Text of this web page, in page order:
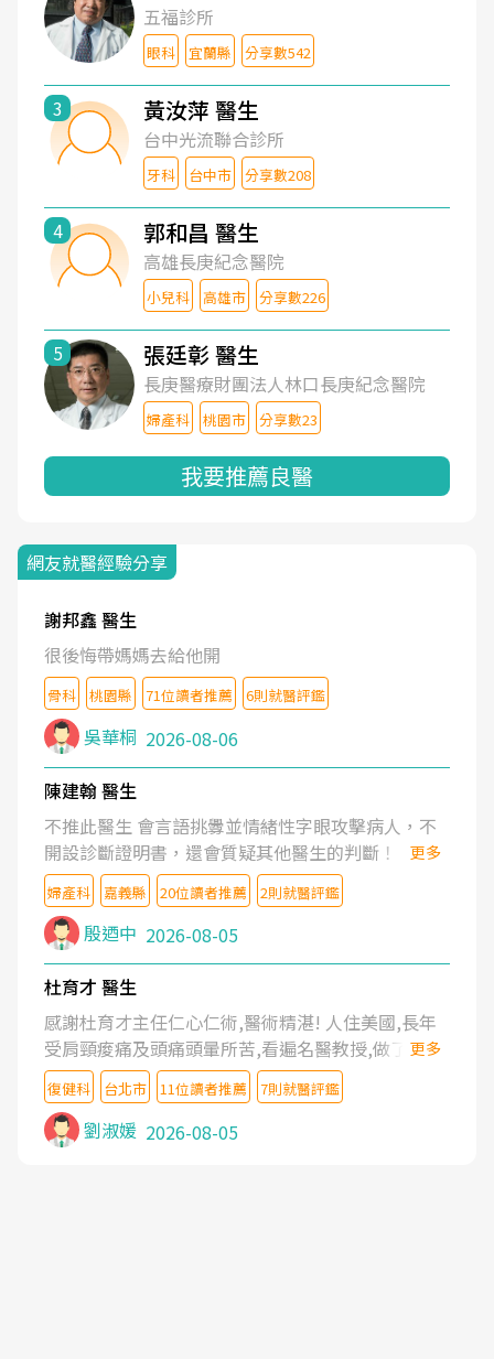
五福診所
眼科 宜蘭縣 分享數542
3 黃汝萍 醫生
台中光流聯合診所
牙科 台中市 分享數208
4 郭和昌 醫生
高雄長庚紀念醫院
小兒科 高雄市 分享數226
5 張廷彰 醫生
長庚醫療財團法人林口長庚紀念醫院
婦產科 桃園市 分享數23
我要推薦良醫
網友就醫經驗分享
謝邦鑫 醫生
很後悔帶媽媽去給他開
骨科 桃園縣 71位讀者推薦 6則就醫評鑑
吳華桐 2026-08-06
陳建翰 醫生
不推此醫生 會言語挑釁並情緒性字眼攻擊病人，不
開設診斷證明書，還會質疑其他醫生的判斷！
更多
婦產科 嘉義縣 20位讀者推薦 2則就醫評鑑
殷迺中 2026-08-05
杜育才 醫生
感謝杜育才主任仁心仁術,醫術精湛! 人住美國,長年
受肩頸痠痛及頭痛頭暈所苦,看遍名醫教授,做了各種
檢查,也嘗試過西醫打針,中醫針灸及物理徒手治療都
沒有用,後來連吃到嗎啡類止痛藥都效果有限,只是壓
症狀,沒多久就痛起來,多年失眠嚴重影響生活品質.
台灣親友介紹忠孝醫院杜育才主任是頸頭症候群專
更多
復健科 台北市 11位讀者推薦 7則就醫評鑑
劉淑媛 2026-08-05